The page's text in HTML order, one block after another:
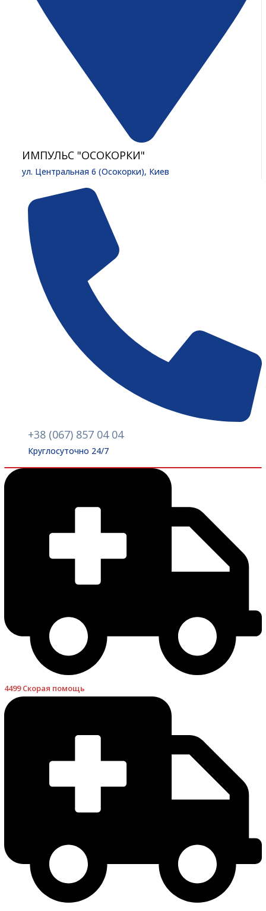
ИМПУЛЬС "ОСОКОРКИ"
ул. Центральная 6 (Осокорки), Киев
+38 (067) 857 04 04
Круглосуточно 24/7
4499 Скорая помощь